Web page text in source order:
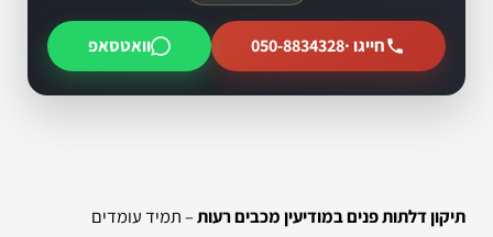
חייגו ·050-8834328 וואטסאפ
תיקון דלתות פנים במודיעין מכבים רעות– תמיד עומדים